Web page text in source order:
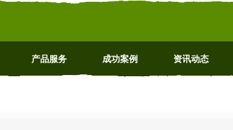
产品服务 成功案例 资讯动态